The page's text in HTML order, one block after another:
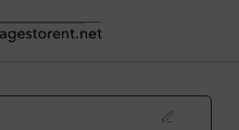
Holiday Cottages Cambrils
in Cambrils in 2026